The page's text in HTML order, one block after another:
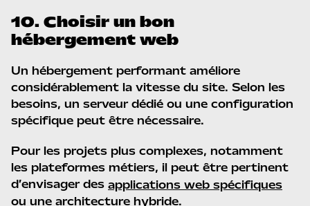
10. Choisir un bon
hébergement web
Un hébergement performant améliore
considérablement la vitesse du site. Selon les
besoins, un serveur dédié ou une configuration
spécifique peut être nécessaire.
Pour les projets plus complexes, notamment
les plateformes métiers, il peut être pertinent
d’envisager des applications web spécifiques
ou une architecture hybride.